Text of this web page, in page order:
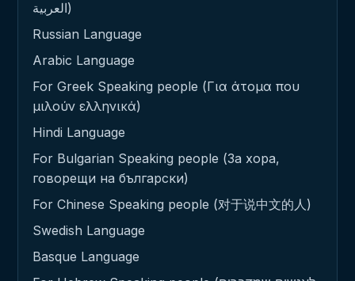
العربية)
Russian Language
Arabic Language
For Greek Speaking people (Για άτομα που
μιλούν ελληνικά)
Hindi Language
For Bulgarian Speaking people (За хора,
говорещи на български)
For Chinese Speaking people (对于说中文的人)
Swedish Language
Basque Language